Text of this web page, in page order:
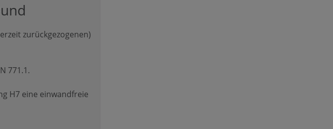
zurückgezogenen)
771.1.
H7 eine einwandfreie